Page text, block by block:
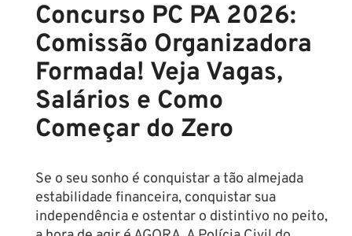
R$
43
Concurso PC PA 2026:
Comissão Organizadora
Formada! Veja Vagas,
Salários e Como
Começar do Zero
Se o seu sonho é conquistar a tão almejada
estabilidade financeira, conquistar sua
independência e ostentar o distintivo no peito,